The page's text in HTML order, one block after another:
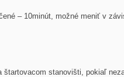
– 10minút, možné meniť v
štartovacom stanovišti, pokiaľ